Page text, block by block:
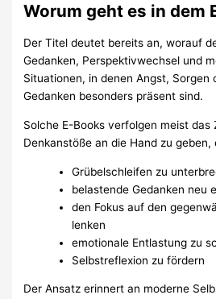
Worum geht es in dem
Der Titel deutet bereits an, worauf
Gedanken, Perspektivwechsel und
Situationen, in denen Angst, Sorgen
Gedanken besonders präsent sind.
Solche E-Books verfolgen meist
Denkanstöße an die Hand zu geben,
Grübelschleifen zu
belastende Gedanken neu
den Fokus auf den
lenken
emotionale Entlastung zu
Selbstreflexion zu fördern
Der Ansatz erinnert an moderne